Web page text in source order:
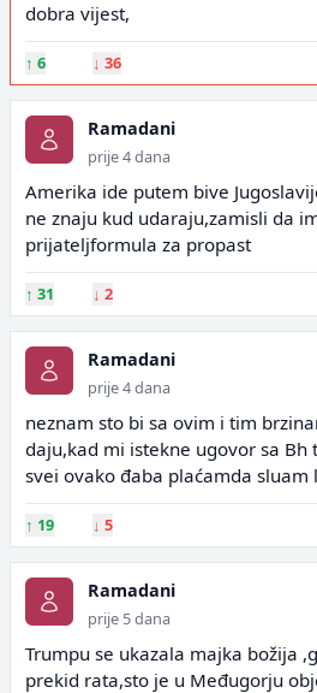
dobra vijest,
↑ 6 ↓ 36
Ramadani
prije 4 dana
Amerika ide putem bive
ne znaju kud udaraju,zamisli da
prijateljformula za propast
↑ 31 ↓ 2
Ramadani
prije 4 dana
neznam sto bi sa ovim i tim
daju,kad mi istekne ugovor sa Bh
svei ovako đaba plaćamda sluam
↑ 19 ↓ 5
Ramadani
prije 5 dana
Trumpu se ukazala majka božija
prekid rata,sto je u Međugorju